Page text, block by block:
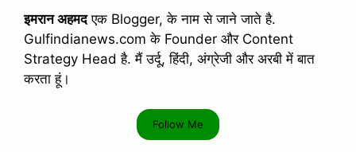
इमरान अहमदएक Blogger, के नाम से जाने जाते है.
Gulfindianews.com के Founder और Content
Strategy Head है. मैं उर्दू, हिंदी, अंग्रेजी और अरबी में बात
करता हूं।
Follow Me